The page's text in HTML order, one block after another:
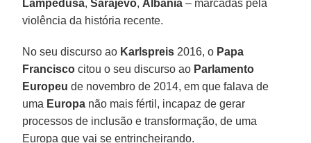
Lampedusa,Sarajevo, Albânia – marcadas pela
violência da história recente.
No seu discurso ao Karlspreis 2016, o Papa
Francisco citou o seu discurso ao Parlamento
Europeu de novembro de 2014, em que falava de
uma Europa não mais fértil, incapaz de gerar
processos de inclusão e transformação, de uma
Europa que vai se entrincheirando.